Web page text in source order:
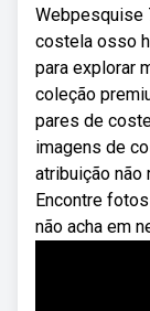
Webpesquise
costela osso
para explorar
coleção
pares de
imagens de
atribuição não
Encontre
não acha em